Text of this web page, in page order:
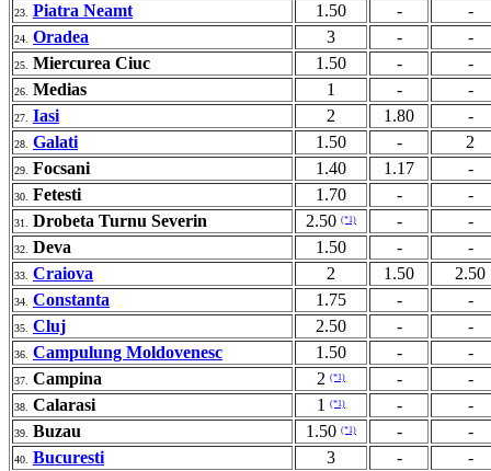
23. Piatra Neamt 1.50 - -
24. Oradea 3 - -
25. Miercurea Ciuc 1.50 - -
26. Medias 1 - -
27. Iasi 2 1.80 -
28. Galati 1.50 - 2
29. Focsani 1.40 1.17 -
30. Fetesti 1.70 - -
31. Drobeta Turnu Severin 2.50 (*1) - -
32. Deva 1.50 - -
33. Craiova 2 1.50 2.50
34. Constanta 1.75 - -
35. Cluj 2.50 - -
36. Campulung Moldovenesc 1.50 - -
37. Campina 2 (*1) - -
38. Calarasi 1 (*1) - -
39. Buzau 1.50 (*1) - -
40. Bucuresti 3 - -